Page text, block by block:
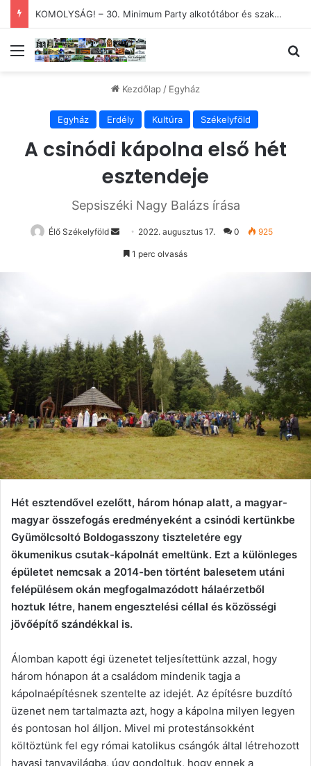
KOMOLYSÁG! – 30. Minimum Party alkotótábor és szakmai fórum
Menü
Kezdőlap/ Egyház
Egyház Erdély Kultúra Székelyföld
A csinódi kápolna első hét
esztendeje
Sepsiszéki Nagy Balázs írása
Élő Székelyföld
Send
an
2022. augusztus 17. 0 925
1 perc olvasás
Hét esztendővel ezelőtt, három hónap alatt, a magyar-
magyar összefogás eredményeként a csinódi kertünkbe
Gyümölcsoltó Boldogasszony tiszteletére egy
ökumenikus csutak-kápolnát emeltünk. Ezt a különleges
épületet nemcsak a 2014-ben történt balesetem utáni
felépülésem okán megfogalmazódott hálaérzetből
hoztuk létre, hanem engesztelési céllal és közösségi
jövőépítő szándékkal is.
Álomban kapott égi üzenetet teljesítettünk azzal, hogy
három hónapon át a családom mindenik tagja a
kápolnaépítésnek szentelte az idejét. Az építésre buzdító
üzenet nem tartalmazta azt, hogy a kápolna milyen legyen
és pontosan hol álljon. Mivel mi protestánsokként
költöztünk fel egy római katolikus csángók által létrehozott
havasi tanyavilágba, úgy gondoltuk, hogy ennek a